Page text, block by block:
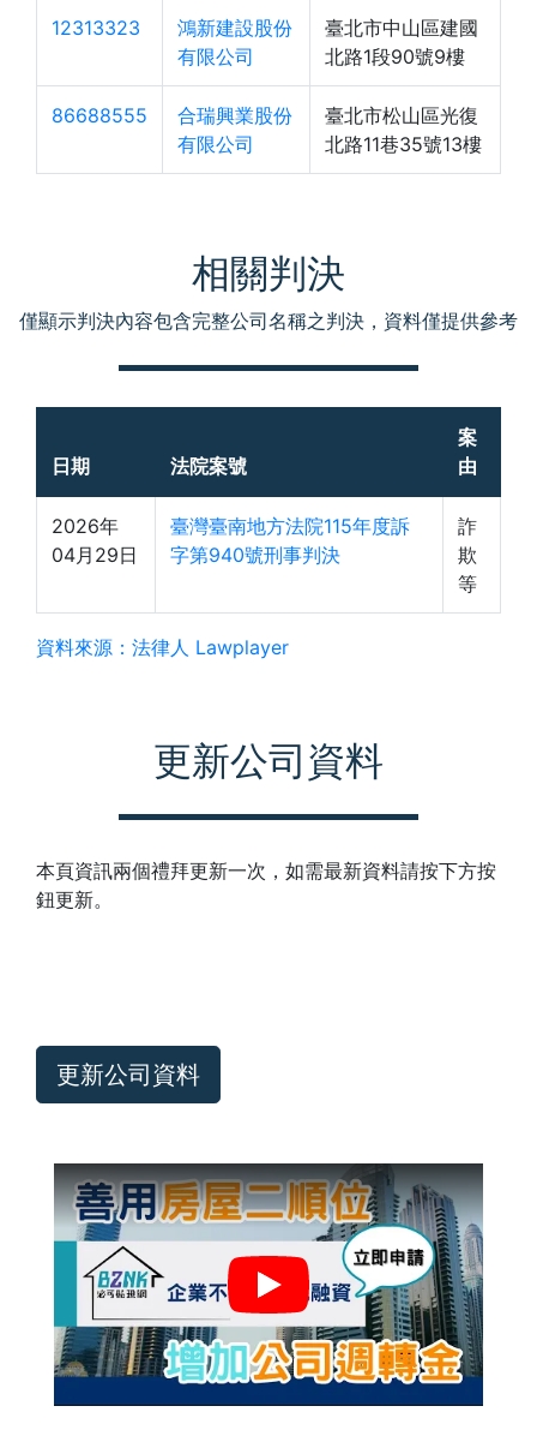
12313323
鴻新建設股份
有限公司
臺北市中山區建國
北路1段90號9樓
86688555
合瑞興業股份
有限公司
臺北市松山區光復
北路11巷35號13樓
相關判決
僅顯示判決內容包含完整公司名稱之判決，資料僅提供參考
日期 法院案號
案
由
2026年
04月29日
臺灣臺南地方法院115年度訴
字第940號刑事判決
詐
欺
等
資料來源：法律人 Lawplayer
更新公司資料
本頁資訊兩個禮拜更新一次，如需最新資料請按下方按
鈕更新。